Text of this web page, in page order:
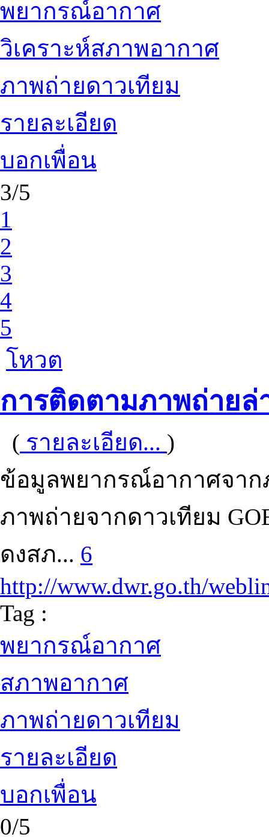
พยากรณ์อากาศ
วิเคราะห์สภาพอากาศ
ภาพถ่ายดาวเทียม
รายละเอียด
บอกเพื่อน
3/5
1
2
3
4
5
โหวต
การติดตามภาพถ่ายล่
( รายละเอียด... )
ข้อมูลพยากรณ์อากาศจาก
ภาพถ่ายจากดาวเทียม
ดงสภ... 6
http://www.dwr.go.th/
Tag :
พยากรณ์อากาศ
สภาพอากาศ
ภาพถ่ายดาวเทียม
รายละเอียด
บอกเพื่อน
0/5